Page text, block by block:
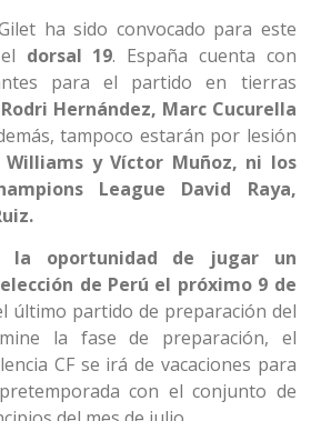
ha sido convocado para este
dorsal 19. España cuenta con
para el partido en tierras
Hernández, Marc Cucurella
tampoco estarán por lesión
Williams y Víctor Muñoz, ni los
League David Raya,
la oportunidad de jugar un
de Perú el próximo 9 de
último partido de preparación del
la fase de preparación, el
CF se irá de vacaciones para
con el conjunto de